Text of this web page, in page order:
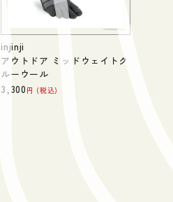
injinji
アウトドア ミッドウェイトク
ルーウール
3,300 税込